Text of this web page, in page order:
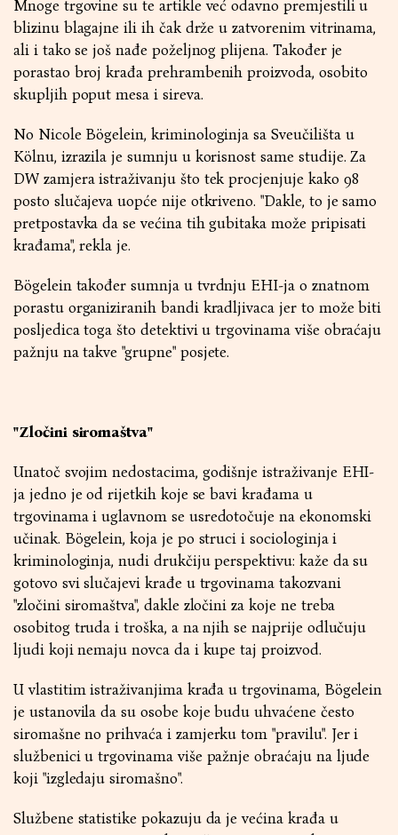
Mnoge trgovine su te artikle već odavno premjestili u
blizinu blagajne ili ih čak drže u zatvorenim vitrinama,
ali i tako se još nađe poželjnog plijena. Također je
porastao broj krađa prehrambenih proizvoda, osobito
skupljih poput mesa i sireva.
No Nicole Bögelein, kriminologinja sa Sveučilišta u
Kölnu, izrazila je sumnju u korisnost same studije. Za
DW zamjera istraživanju što tek procjenjuje kako 98
posto slučajeva uopće nije otkriveno. "Dakle, to je samo
pretpostavka da se većina tih gubitaka može pripisati
krađama", rekla je.
Bögelein također sumnja u tvrdnju EHI-ja o znatnom
porastu organiziranih bandi kradljivaca jer to može biti
posljedica toga što detektivi u trgovinama više obraćaju
pažnju na takve "grupne" posjete.
"Zločini siromaštva"
Unatoč svojim nedostacima, godišnje istraživanje EHI-
ja jedno je od rijetkih koje se bavi krađama u
trgovinama i uglavnom se usredotočuje na ekonomski
učinak. Bögelein, koja je po struci i sociologinja i
kriminologinja, nudi drukčiju perspektivu: kaže da su
gotovo svi slučajevi krađe u trgovinama takozvani
"zločini siromaštva", dakle zločini za koje ne treba
osobitog truda i troška, a na njih se najprije odlučuju
ljudi koji nemaju novca da i kupe taj proizvod.
U vlastitim istraživanjima krađa u trgovinama, Bögelein
je ustanovila da su osobe koje budu uhvaćene često
siromašne no prihvaća i zamjerku tom "pravilu". Jer i
službenici u trgovinama više pažnje obraćaju na ljude
koji "izgledaju siromašno".
Službene statistike pokazuju da je većina krađa u